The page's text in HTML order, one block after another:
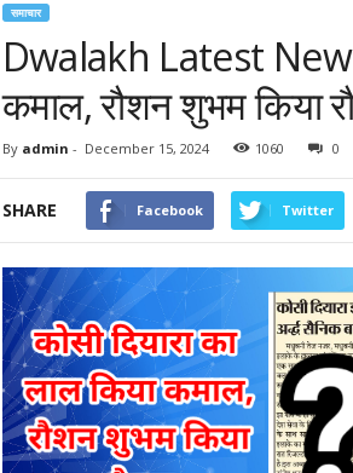
समाचार
Dwalakh Latest
कमाल, रौशन शुभम किया
By admin - December 15, 2024 1060 0
SHARE Facebook Twitter